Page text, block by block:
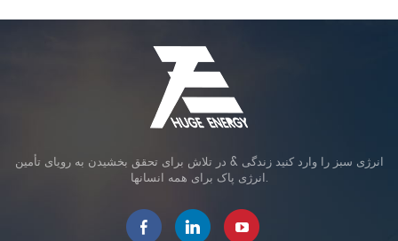
انرژی سبز را وارد کنید زندگی & در تلاش برای تحقق بخشیدن به رویای تأمین
انرژی پاک برای همه انسانها.